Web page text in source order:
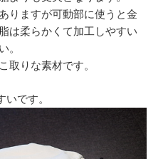
りますが可動部に使うと金
は柔らかくて加工しやすい
。
取りな素材です。
です。